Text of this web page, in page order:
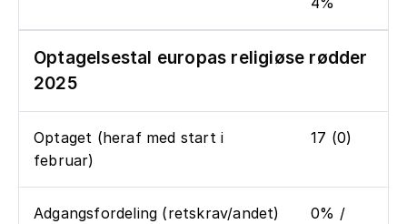
Optagelsestal europas religiøse rødder
2025
Optaget (heraf med start i
februar)
17 (0)
Adgangsfordeling (retskrav/andet)
0% /